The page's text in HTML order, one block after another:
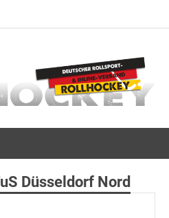
Düsseldorf Nord